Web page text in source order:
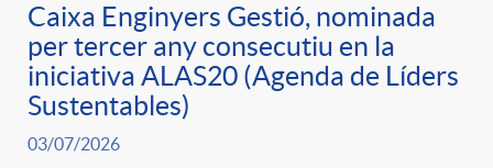
s
Caixa Enginyers Gestió, nominada
per tercer any consecutiu en la
iniciativa ALAS20 (Agenda de Líders
Sustentables)
03/07/2026